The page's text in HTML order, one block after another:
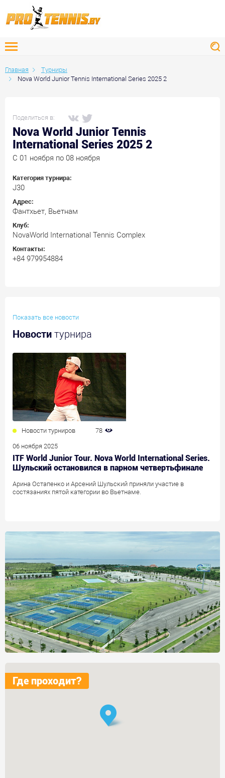
Главная
Турниры
Nova World Junior Tennis International Series 2025 2
Поделиться в:
Nova World Junior Tennis
International Series 2025 2
C 01 ноября по 08 ноября
Категория турнира:
J30
Адрес:
Фантхьет, Вьетнам
Клуб:
NovaWorld International Tennis Complex
Контакты:
+84 979954884
Показать все новости
Новости турнира
Новости турниров 78
06 ноября 2025
ITF World Junior Tour. Nova World International Series.
Шульский остановился в парном четвертьфинале
Арина Остапенко и Арсений Шульский приняли участие в
состязаниях пятой категории во Вьетнаме.
Где проходит?